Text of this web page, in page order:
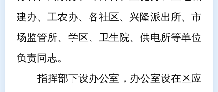
建办、工农办、各社区、兴隆派出所、市
场监管所、学区、卫生院、供电所等单位
负责同志。
指挥部下设办公室，办公室设在区应